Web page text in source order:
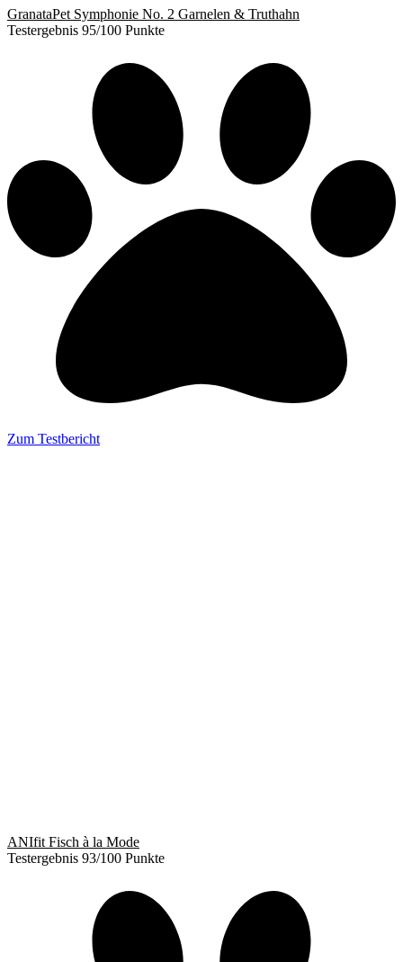
GranataPet Symphonie No. 2 Garnelen & Truthahn
Testergebnis 95/100 Punkte
Zum Testbericht
ANIfit Fisch à la Mode
Testergebnis 93/100 Punkte